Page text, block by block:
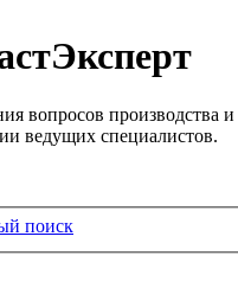
вопросов производства и
ведущих специалистов.
поиск